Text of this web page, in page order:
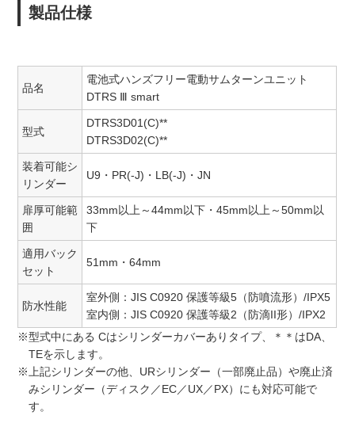
製品仕様
品名
電池式ハンズフリー電動サムターンユニット
DTRS Ⅲ smart
型式
DTRS3D01(C)**
DTRS3D02(C)**
装着可能シ
リンダー
U9・PR(-J)・LB(-J)・JN
扉厚可能範
囲
33mm以上～44mm以下・45mm以上～50mm以
下
適用バック
セット
51mm・64mm
防水性能
室外側：JIS C0920 保護等級5（防噴流形）/IPX5
室内側：JIS C0920 保護等級2（防滴II形）/IPX2
※型式中にある Cはシリンダーカバーありタイプ、＊＊はDA、
TEを示します。
※上記シリンダーの他、URシリンダー（一部廃止品）や廃止済
みシリンダー（ディスク／EC／UX／PX）にも対応可能で
す。